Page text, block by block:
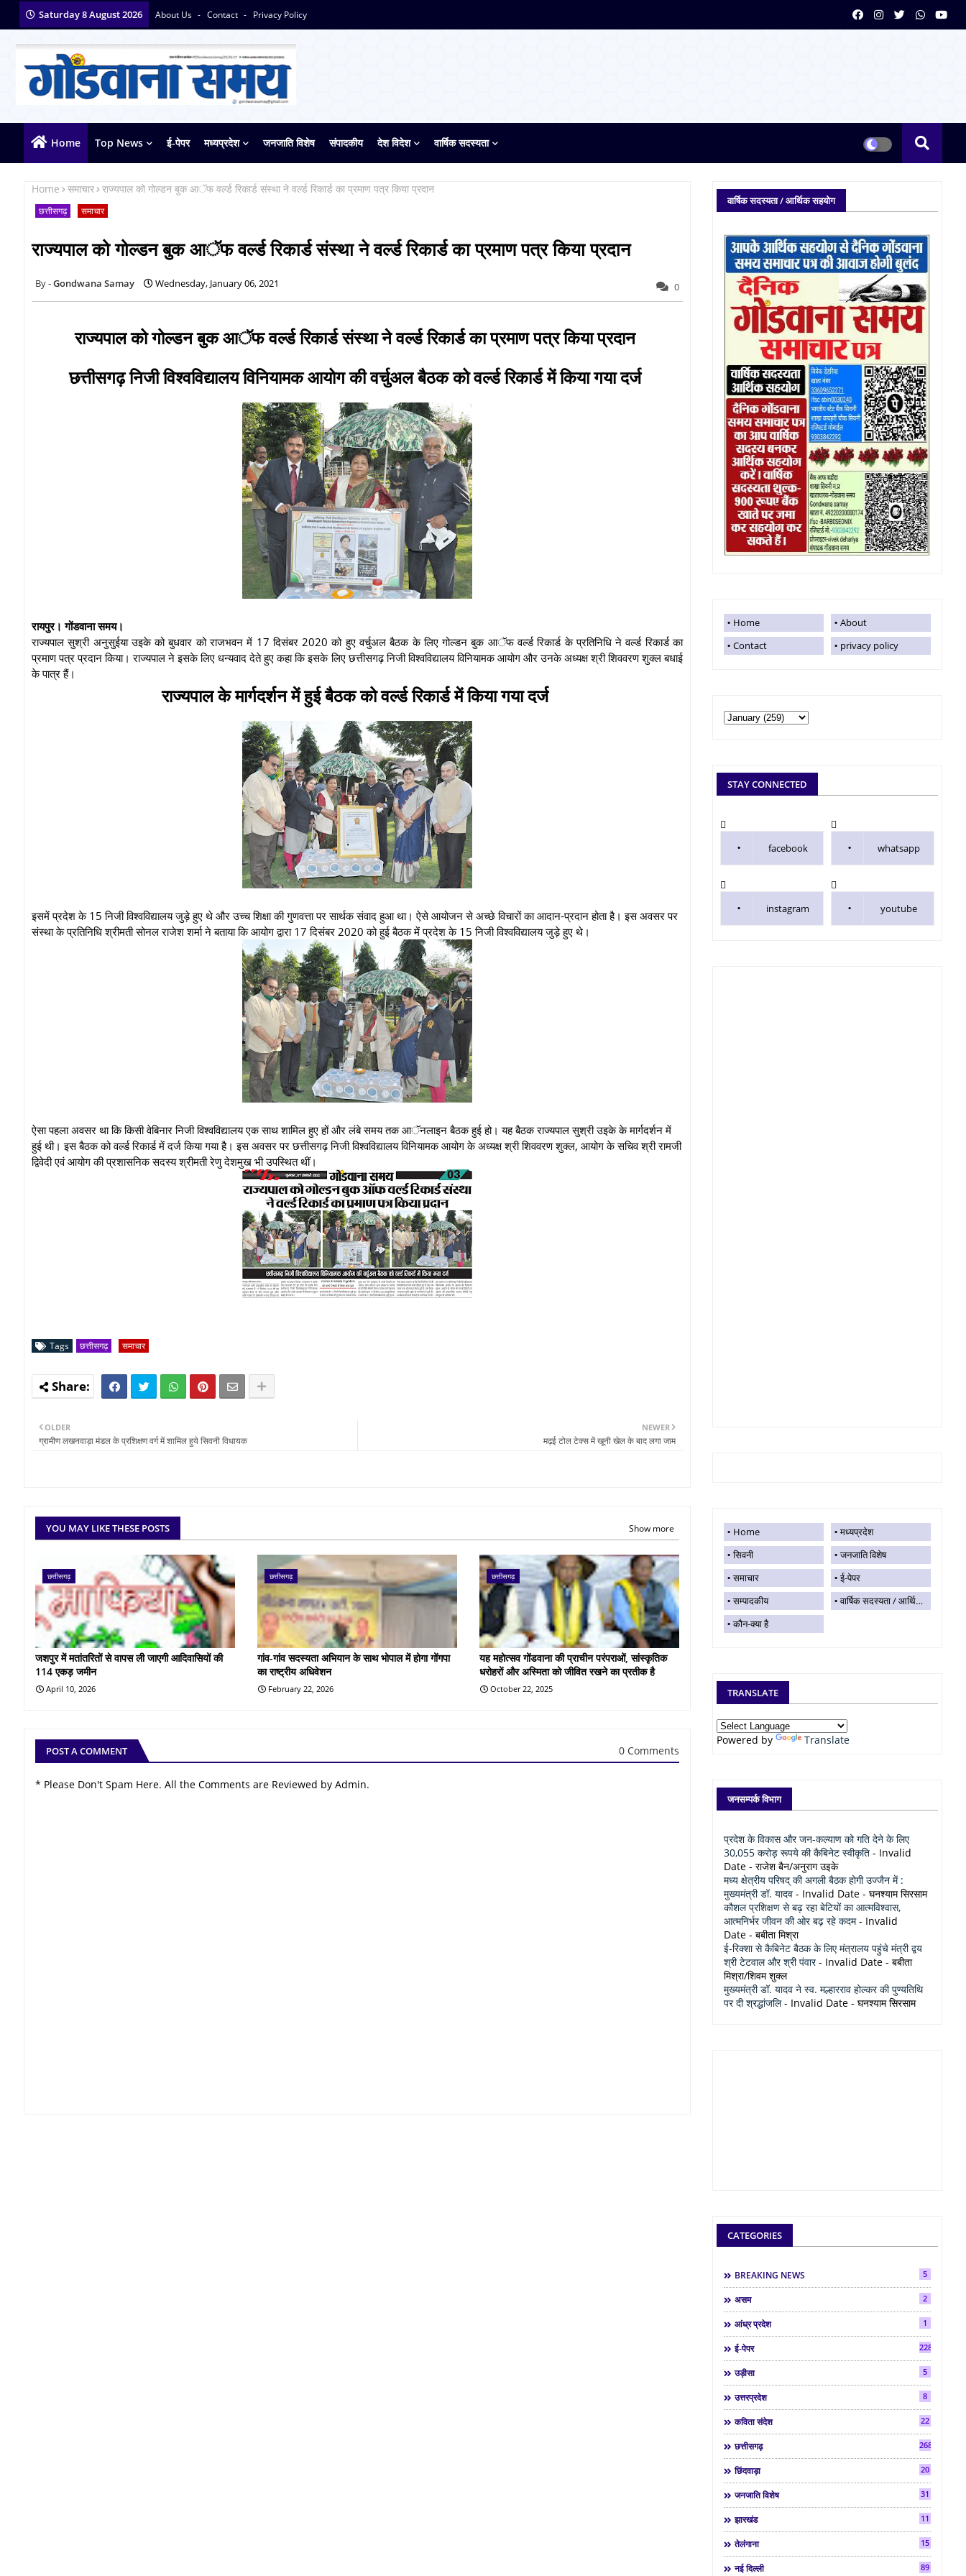
Saturday 8 August 2026 About Us Contact Privacy Policy
Home Top News ई-पेपर मध्यप्रदेश जनजाति विशेष संपादकीय देश विदेश वार्षिक सदस्यता
Home समाचार राज्यपाल को गोल्डन बुक आॅफ वर्ल्ड रिकार्ड संस्था ने वर्ल्ड रिकार्ड का प्रमाण पत्र किया प्रदान
छत्तीसगढ़ समाचार
राज्यपाल को गोल्डन बुक आॅफ वर्ल्ड रिकार्ड संस्था ने वर्ल्ड रिकार्ड का प्रमाण पत्र किया प्रदान
Gondwana Samay Wednesday, January 06, 2021 0
राज्यपाल को गोल्डन बुक आॅफ वर्ल्ड रिकार्ड संस्था ने वर्ल्ड रिकार्ड का प्रमाण पत्र किया प्रदान
छत्तीसगढ़ निजी विश्वविद्यालय विनियामक आयोग की वर्चुअल बैठक को वर्ल्ड रिकार्ड में किया गया दर्ज
रायपुर। गोंडवाना समय।
राज्यपाल सुश्री अनुसुईया उइके को बुधवार को राजभवन में 17 दिसंबर 2020 को हुए वर्चुअल बैठक के लिए गोल्डन बुक आॅफ वर्ल्ड रिकार्ड के प्रतिनिधि ने वर्ल्ड रिकार्ड का
प्रमाण पत्र प्रदान किया। राज्यपाल ने इसके लिए धन्यवाद देते हुए कहा कि इसके लिए छत्तीसगढ़ निजी विश्वविद्यालय विनियामक आयोग और उनके अध्यक्ष श्री शिववरण शुक्ल बधाई
के पात्र हैं।
राज्यपाल के मार्गदर्शन में हुई बैठक को वर्ल्ड रिकार्ड में किया गया दर्ज
इसमें प्रदेश के 15 निजी विश्वविद्यालय जुड़े हुए थे और उच्च शिक्षा की गुणवत्ता पर सार्थक संवाद हुआ था। ऐसे आयोजन से अच्छे विचारों का आदान-प्रदान होता है। इस अवसर पर
संस्था के प्रतिनिधि श्रीमती सोनल राजेश शर्मा ने बताया कि आयोग द्वारा 17 दिसंबर 2020 को हुई बैठक में प्रदेश के 15 निजी विश्वविद्यालय जुड़े हुए थे।
ऐसा पहला अवसर था कि किसी वेबिनार निजी विश्वविद्यालय एक साथ शामिल हुए हों और लंबे समय तक आॅनलाइन बैठक हुई हो। यह बैठक राज्यपाल सुश्री उइके के मार्गदर्शन में
हुई थी। इस बैठक को वर्ल्ड रिकार्ड में दर्ज किया गया है। इस अवसर पर छत्तीसगढ़ निजी विश्वविद्यालय विनियामक आयोग के अध्यक्ष श्री शिववरण शुक्ल, आयोग के सचिव श्री रामजी
द्विवेदी एवं आयोग की प्रशासनिक सदस्य श्रीमती रेणु देशमुख भी उपस्थित थीं।
Tags छत्तीसगढ़ समाचार
NEWER
मढ़ई टोल टेक्स में खूनी खेल के बाद लगा जाम
OLDER
ग्रामीण लखनवाड़ा मंडल के प्रशिक्षण वर्ग में शामिल हुये सिवनी विधायक
YOU MAY LIKE THESE POSTS Show more
छत्तीसगढ़
जशपुर में मतांतरितों से वापस ली जाएगी आदिवासियों की
114 एकड़ जमीन
April 10, 2026
छत्तीसगढ़
गांव-गांव सदस्यता अभियान के साथ भोपाल में होगा गोंगपा
का राष्ट्रीय अधिवेशन
February 22, 2026
छत्तीसगढ़
यह महोत्सव गोंडवाना की प्राचीन परंपराओं, सांस्कृतिक
धरोहरों और अस्मिता को जीवित रखने का प्रतीक है
October 22, 2025
POST A COMMENT 0 Comments
* Please Don't Spam Here. All the Comments are Reviewed by Admin.
वार्षिक सदस्यता / आर्थिक सहयोग
Home
About
Contact
privacy policy
STAY CONNECTED
facebook whatsapp
instagram youtube
Home
मध्यप्रदेश
सिवनी
जनजाति विशेष
समाचार
ई-पेपर
सम्पादकीय
वार्षिक सदस्यता / आर्थिक सहयोग
कौन-क्या है
TRANSLATE
Powered by Translate
जनसम्पर्क विभाग
प्रदेश के विकास और जन-कल्याण को गति देने के लिए
30,055 करोड़ रूपये की कैबिनेट स्वीकृति - Invalid
Date - राजेश बैन/अनुराग उइके
मध्य क्षेत्रीय परिषद् की अगली बैठक होगी उज्जैन में :
मुख्यमंत्री डॉ. यादव - Invalid Date - घनश्याम सिरसाम
कौशल प्रशिक्षण से बढ़ रहा बेटियों का आत्मविश्वास,
आत्मनिर्भर जीवन की ओर बढ़ रहे कदम- Invalid
Date - बबीता मिश्रा
ई-रिक्शा से कैबिनेट बैठक के लिए मंत्रालय पहुंचे मंत्री द्वय
श्री टेटवाल और श्री पंवार- Invalid Date - बबीता
मिश्रा/शिवम शुक्ल
मुख्यमंत्री डॉ. यादव ने स्व. मल्हारराव होल्कर की पुण्यतिथि
पर दी श्रद्धांजलि- Invalid Date - घनश्याम सिरसाम
CATEGORIES
BREAKING NEWS 5
असम 2
आंध्र प्रदेश 1
ई-पेपर 2286
उड़ीसा 5
उत्तरप्रदेश 8
कविता संदेश 22
छत्तीसगढ़ 268
छिंदवाड़ा 20
जनजाति विशेष 31
झारखंड 11
तेलंगाना 15
नई दिल्ली 89